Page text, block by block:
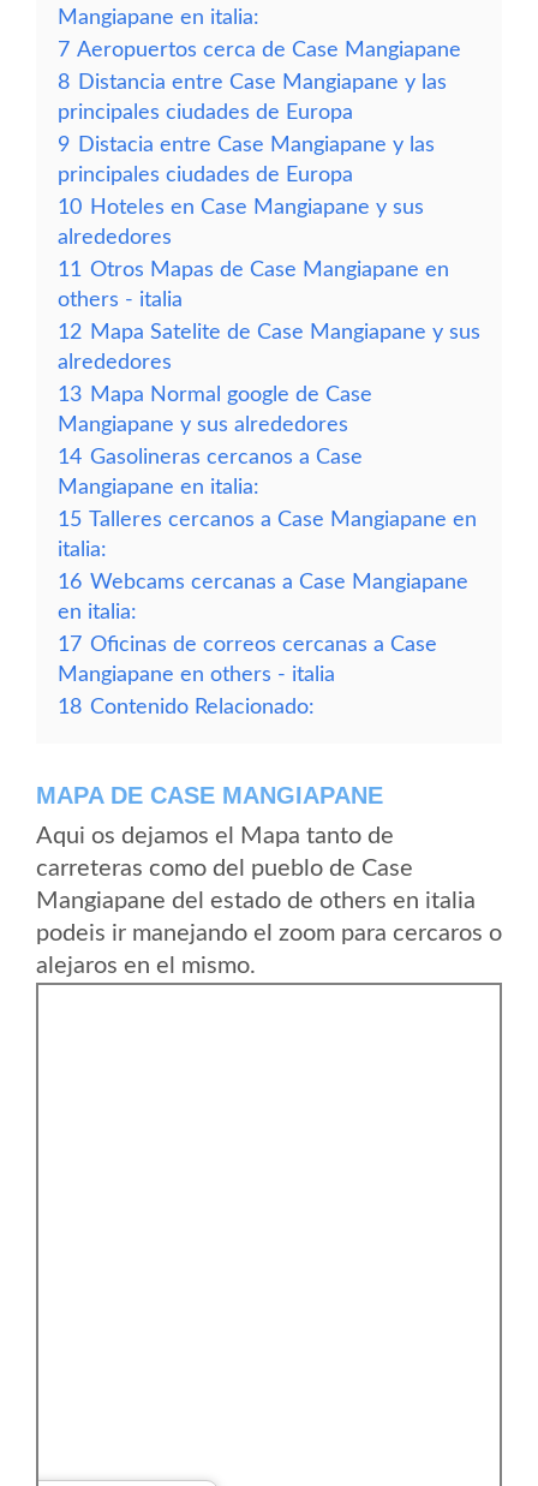
Mangiapane en italia:
7 Aeropuertos cerca de Case Mangiapane
8 Distancia entre Case Mangiapane y las
principales ciudades de Europa
9 Distacia entre Case Mangiapane y las
principales ciudades de Europa
10 Hoteles en Case Mangiapane y sus
alrededores
11 Otros Mapas de Case Mangiapane en
others - italia
12 Mapa Satelite de Case Mangiapane y sus
alrededores
13 Mapa Normal google de Case
Mangiapane y sus alrededores
14 Gasolineras cercanos a Case
Mangiapane en italia:
15 Talleres cercanos a Case Mangiapane en
italia:
16 Webcams cercanas a Case Mangiapane
en italia:
17 Oficinas de correos cercanas a Case
Mangiapane en others - italia
18 Contenido Relacionado:
MAPA DE CASE MANGIAPANE
Aqui os dejamos el Mapa tanto de
carreteras como del pueblo de Case
Mangiapane del estado de others en italia
podeis ir manejando el zoom para cercaros o
alejaros en el mismo.